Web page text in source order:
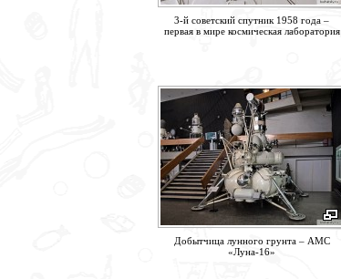
3-й советский спутник 1958 года –
первая в мире космическая лаборатория
Добытчица лунного грунта – АМС
«Луна-16»